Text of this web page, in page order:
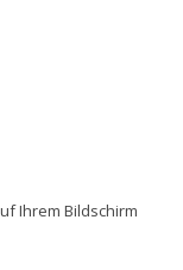
Ihrem Bildschirm